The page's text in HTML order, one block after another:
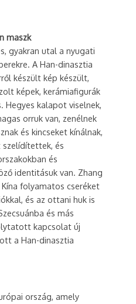
maszk
gyakran utal a nyugati
A Han-dinasztia
készült kép készült,
képek, kerámiafigurák
Hegyes kalapot viselnek,
orruk van, zenélnek
és kincseket kínálnak,
és
és
identitásuk van. Zhang
folyamatos cseréket
és az ottani huk is
és más
kapcsolat új
a Han-dinasztia
ország, amely